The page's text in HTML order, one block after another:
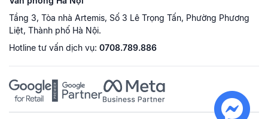
Tầng 3, Tòa nhà Artemis, Số 3 Lê Trọng Tấn, Phường Phương
Liệt, Thành phố Hà Nội.
Hotline tư vấn dịch vụ: 0708.789.886